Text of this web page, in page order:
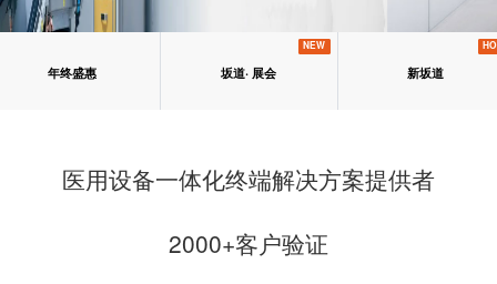
年终盛惠 坂道· 展会
NEW
新坂道
医用设备一体化终端解决方案提供者
2000+客户验证